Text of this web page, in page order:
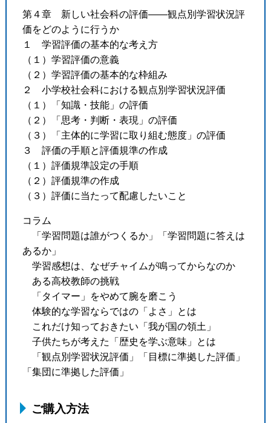
第４章 新しい社会科の評価――観点別学習状況評
価をどのように行うか
１ 学習評価の基本的な考え方
（１）学習評価の意義
（２）学習評価の基本的な枠組み
２ 小学校社会科における観点別学習状況評価
（１）「知識・技能」の評価
（２）「思考・判断・表現」の評価
（３）「主体的に学習に取り組む態度」の評価
３ 評価の手順と評価規準の作成
（１）評価規準設定の手順
（２）評価規準の作成
（３）評価に当たって配慮したいこと
コラム
「学習問題は誰がつくるか」「学習問題に答えは
あるか」
学習感想は、なぜチャイムが鳴ってからなのか
ある高校教師の挑戦
「タイマー」をやめて腕を磨こう
体験的な学習ならではの「よさ」とは
これだけ知っておきたい「我が国の領土」
子供たちが考えた「歴史を学ぶ意味」とは
「観点別学習状況評価」「目標に準拠した評価」
「集団に準拠した評価」
ご購入方法